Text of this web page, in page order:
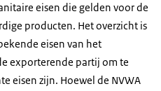
eisen die gelden voor de
producten. Het overzicht is
eisen van het
exporterende partij om te
eisen zijn. Hoewel de NVWA